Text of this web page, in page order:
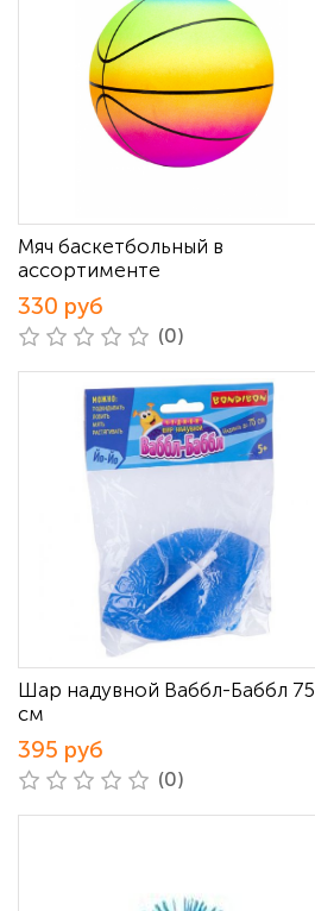
Мяч баскетбольный в
ассортименте
330 руб
(0)
Шар надувной Ваббл-Баббл 75
см
395 руб
(0)